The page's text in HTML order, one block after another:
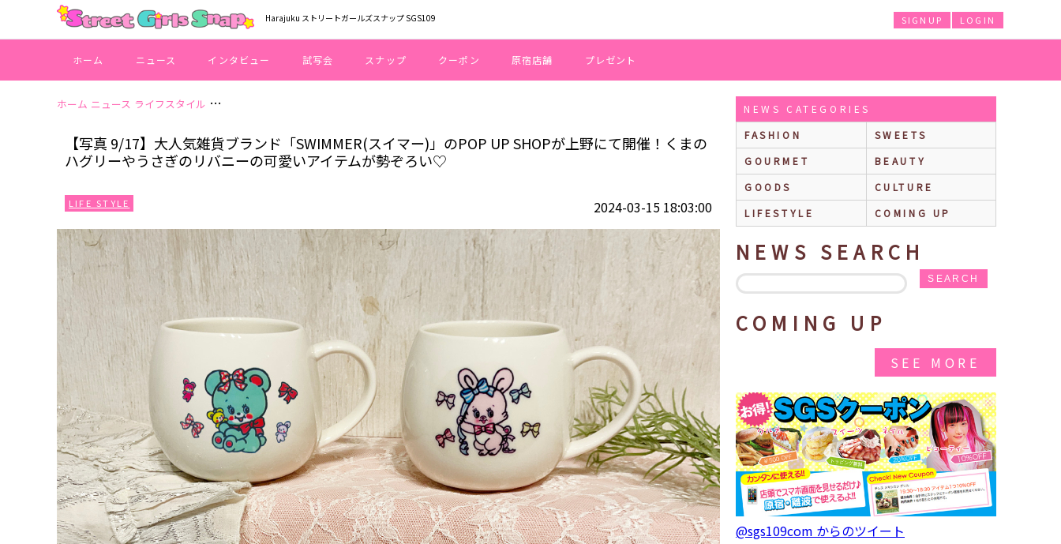
Harajuku ストリートガールズスナップ SGS109 LOGIN
SIGNUP
ホーム ニュース インタビュー 試写会 スナップ クーポン 原宿店舗 プレゼント
ホーム ニュース ライフスタイル 【写真 9/17】大人気雑貨ブランド「SWIMMER(スイマー)」のPOP UP SHOPが上野にて開催！くまのハグリーやうさぎのリバニーの可愛いアイテムが勢ぞろい♡
【写真 9/17】大人気雑貨ブランド「SWIMMER(スイマー)」のPOP UP SHOPが上野にて開催！くまの
ハグリーやうさぎのリバニーの可愛いアイテムが勢ぞろい♡
LIFE STYLE 2024-03-15 18:03:00
NEWS CATEGORIES
FASHION
SWEETS
GOURMET
BEAUTY
GOODS
CULTURE
LIFESTYLE
COMING UP
NEWS SEARCH
SEARCH
COMING UP
SEE MORE
@sgs109com からのツイート